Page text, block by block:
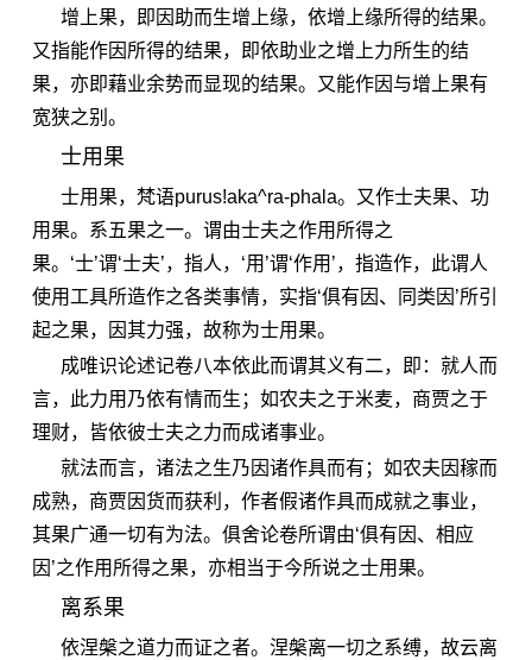
增上果，即因助而生增上缘，依增上缘所得的结果。
又指能作因所得的结果，即依助业之增上力所生的结
果，亦即藉业余势而显现的结果。又能作因与增上果有
宽狭之别。
士用果
士用果，梵语purus!aka^ra-phala。又作士夫果、功
用果。系五果之一。谓由士夫之作用所得之
果。‘士’谓‘士夫’，指人，‘用’谓‘作用’，指造作，此谓人
使用工具所造作之各类事情，实指‘俱有因、同类因’所引
起之果，因其力强，故称为士用果。
成唯识论述记卷八本依此而谓其义有二，即：就人而
言，此力用乃依有情而生；如农夫之于米麦，商贾之于
理财，皆依彼士夫之力而成诸事业。
就法而言，诸法之生乃因诸作具而有；如农夫因稼而
成熟，商贾因货而获利，作者假诸作具而成就之事业，
其果广通一切有为法。俱舍论卷所谓由‘俱有因、相应
因’之作用所得之果，亦相当于今所说之士用果。
离系果
依涅槃之道力而证之者。涅槃离一切之系缚，故云离